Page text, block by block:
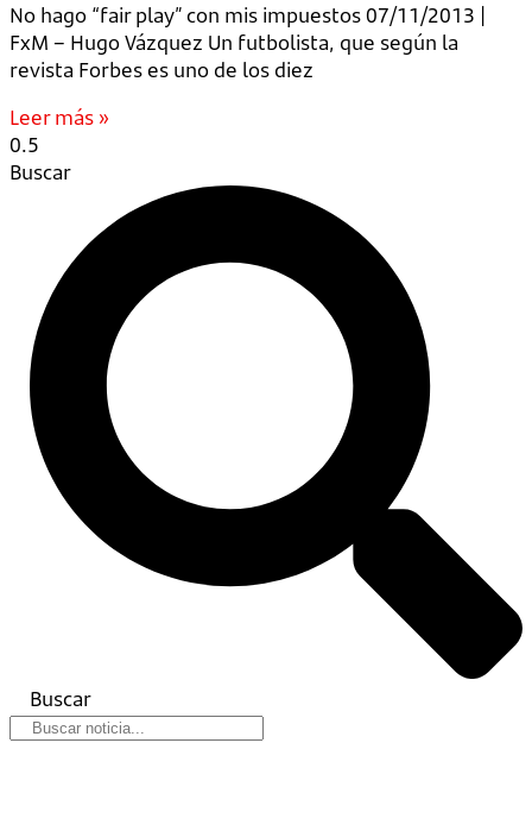
No hago “fair play” con mis impuestos 07/11/2013 |
FxM – Hugo Vázquez Un futbolista, que según la
revista Forbes es uno de los diez
Leer más »
Buscar
Buscar